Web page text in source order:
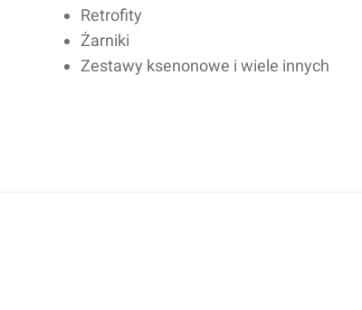
Retrofity
Żarniki
Zestawy ksenonowe i wiele innych